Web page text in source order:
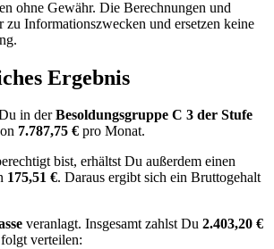
ohne Gewähr. Die Berechnungen und
zu Informationszwecken und ersetzen keine
Ergebnis
in derBesoldungsgruppe C 3 der Stufe
7.787,75 € pro Monat.
bist, erhältst Du außerdem einen
175,51 €. Daraus ergibt sich ein Bruttogehalt
veranlagt. Insgesamt zahlst Du 2.403,20 €
verteilen: